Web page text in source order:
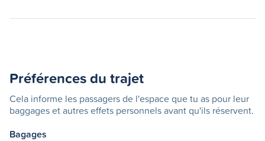
Préférences du trajet
Cela informe les passagers de l'espace que tu as pour leur
baggages et autres effets personnels avant qu'ils réservent.
Bagages